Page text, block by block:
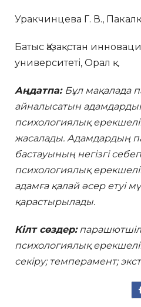
Уракчинцева Г. В.,
Батыс Қазақстан
университеті, Орал қ.
Аңдатпа: Бұл мақалада
айналысатын
психологиялық
жасалады. Адамдардың
бастауының негізгі
психологиялық
адамға қалай әсер етуі
қарастырылады.
Кілт сөздер:
психологиялық
секіру; темперамент;